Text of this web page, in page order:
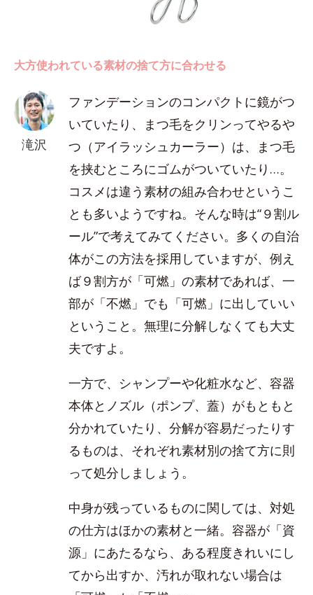
大方使われている素材の捨て方に合わせる
滝沢
ファンデーションのコンパクトに鏡がつ
いていたり、まつ毛をクリンってやるや
つ（アイラッシュカーラー）は、まつ毛
を挟むところにゴムがついていたり…。
コスメは違う素材の組み合わせというこ
とも多いようですね。そんな時は“９割ル
ール”で考えてみてください。多くの自治
体がこの方法を採用していますが、例え
ば９割方が「可燃」の素材であれば、一
部が「不燃」でも「可燃」に出していい
ということ。無理に分解しなくても大丈
夫ですよ。
一方で、シャンプーや化粧水など、容器
本体とノズル（ポンプ、蓋）がもともと
分かれていたり、分解が容易だったりす
るものは、それぞれ素材別の捨て方に則
って処分しましょう。
中身が残っているものに関しては、対処
の仕方はほかの素材と一緒。容器が「資
源」にあたるなら、ある程度きれいにし
てから出すか、汚れが取れない場合は